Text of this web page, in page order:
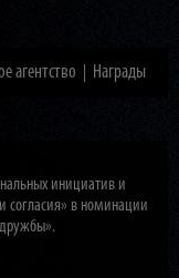
агентство Награды
инициатив и
согласия» в номинации